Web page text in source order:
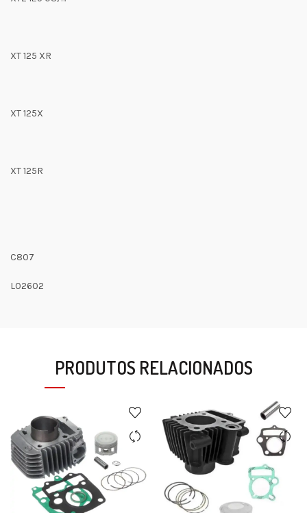
XT 125 XR
XT 125X
XT 125R
C807
L02602
PRODUTOS RELACIONADOS